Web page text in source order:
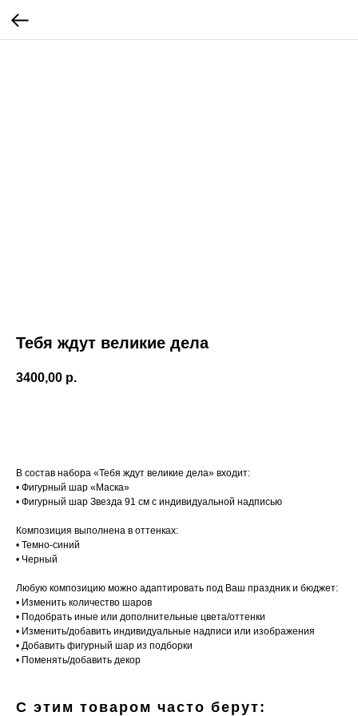
Тебя ждут великие дела
3400,00 р.
В состав набора «Тебя ждут великие дела» входит:
• Фигурный шар «Маска»
• Фигурный шар Звезда 91 см с индивидуальной надписью
Композиция выполнена в оттенках:
• Темно-синий
• Черный
Любую композицию можно адаптировать под Ваш праздник и бюджет:
• Изменить количество шаров
• Подобрать иные или дополнительные цвета/оттенки
• Изменить/добавить индивидуальные надписи или изображения
• Добавить фигурный шар из подборки
• Поменять/добавить декор
С этим товаром часто берут: